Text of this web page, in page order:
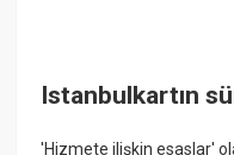
Istanbulkartın
'Hizmete ilişkin esaslar'